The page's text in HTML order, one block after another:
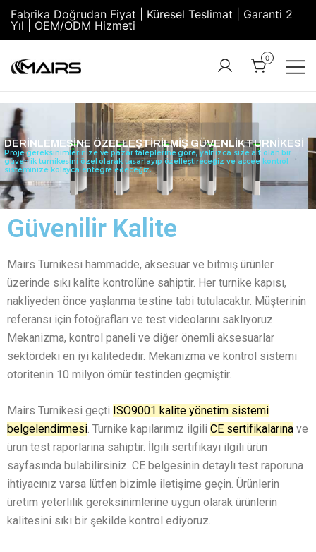
Fabrika Doğrudan Fiyat | Küresel Teslimat | Garanti 2
Yıl | OEM/ODM Hizmeti
Turnstiles |
Security
Turnstile
Gate |
Turnstile
Access
Control
Manufacturer
Factory –
MairsTurnstile
0
DERINLEMESINE ÖZELLEŞTIRILMIŞ GÜVENLIK TURNIKESI
Proje gereksinimlerinize ve pazar taleplerine göre, yalnızca size ait olan bir
güvenlik turnikesini özel olarak tasarlayıp özelleştireceğiz ve accee kontrol
sisteminize kolayca entegre edeceğiz.
Güvenilir Kalite
Mairs Turnikesi hammadde, aksesuar ve bitmiş ürünler
üzerinde sıkı kalite kontrolüne sahiptir. Her turnike kapısı,
nakliyeden önce yaşlanma testine tabi tutulacaktır. Müşterinin
referansı için fotoğrafları ve test videolarını saklıyoruz.
Mekanizma, kontrol paneli ve diğer önemli aksesuarlar
sektördeki en iyi kalitededir. Mekanizma ve kontrol sistemi
otoritenin 10 milyon ömür testinden geçmiştir.
Mairs Turnikesi geçti ISO9001 kalite yönetim sistemi
belgelendirmesi. Turnike kapılarımız ilgili CE sertifikalarına ve
ürün test raporlarına sahiptir. İlgili sertifikayı ilgili ürün
sayfasında bulabilirsiniz. CE belgesinin detaylı test raporuna
ihtiyacınız varsa lütfen bizimle iletişime geçin. Ürünlerin
üretim yeterlilik gereksinimlerine uygun olarak ürünlerin
kalitesini sıkı bir şekilde kontrol ediyoruz.